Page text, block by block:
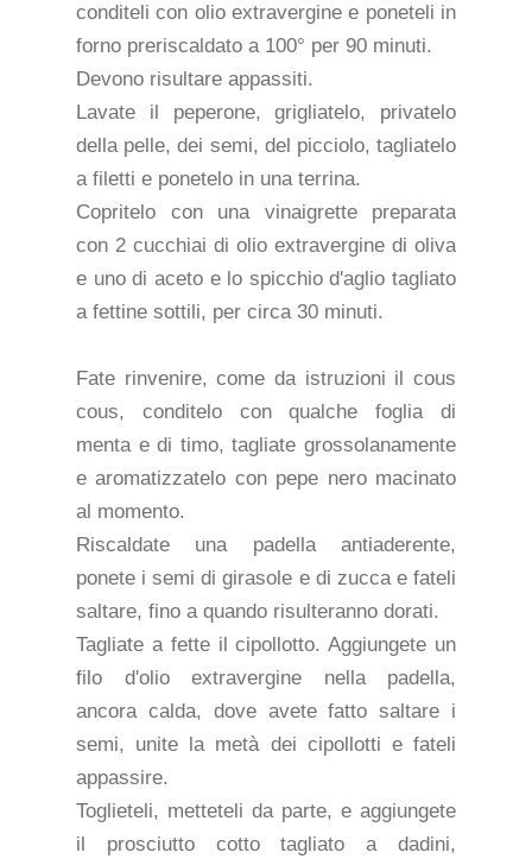
conditeli con olio extravergine e poneteli in
forno preriscaldato a 100° per 90 minuti.
Devono risultare appassiti.
Lavate il peperone, grigliatelo, privatelo
della pelle, dei semi, del picciolo, tagliatelo
a filetti e ponetelo in una terrina.
Copritelo con una vinaigrette preparata
con 2 cucchiai di olio extravergine di oliva
e uno di aceto e lo spicchio d'aglio tagliato
a fettine sottili, per circa 30 minuti.
Fate rinvenire, come da istruzioni il cous
cous, conditelo con qualche foglia di
menta e di timo, tagliate grossolanamente
e aromatizzatelo con pepe nero macinato
al momento.
Riscaldate una padella antiaderente,
ponete i semi di girasole e di zucca e fateli
saltare, fino a quando risulteranno dorati.
Tagliate a fette il cipollotto. Aggiungete un
filo d'olio extravergine nella padella,
ancora calda, dove avete fatto saltare i
semi, unite la metà dei cipollotti e fateli
appassire.
Toglieteli, metteteli da parte, e aggiungete
il prosciutto cotto tagliato a dadini,